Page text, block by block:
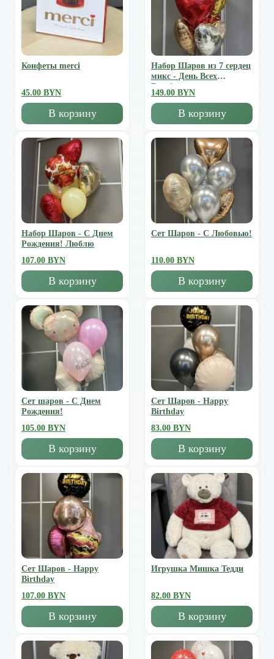
Конфеты merci
45.00 BYN
В корзину
Набор Шаров из 7 сердец
микс - День Всех
Влюбленных
149.00 BYN
В корзину
Набор Шаров - С Днем
Рождения! Люблю
107.00 BYN
В корзину
Сет Шаров - С Любовью!
110.00 BYN
В корзину
Сет шаров - С Днем
Рождения!
105.00 BYN
В корзину
Сет Шаров - Happy
Birthday
83.00 BYN
В корзину
Сет Шаров - Happy
Birthday
107.00 BYN
В корзину
Игрушка Мишка Тедди
82.00 BYN
В корзину